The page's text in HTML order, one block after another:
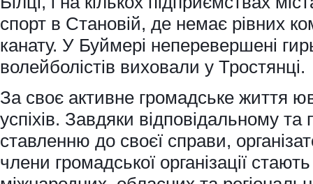
спорт в Становій, де немає рівних
канату. У Буймері неперевершені
волейболістів виховали у Тростянці.
За своє активне громадське життя
успіхів. Завдяки відповідальному
ставленню до своєї справи,
члени громадської організації